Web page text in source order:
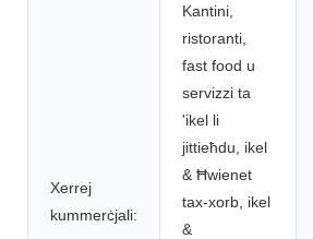
Xerrej
kummerċjali:
Kantini,
ristoranti,
fast food u
servizzi ta
'ikel li
jittieħdu, ikel
& Ħwienet
tax-xorb, ikel
&